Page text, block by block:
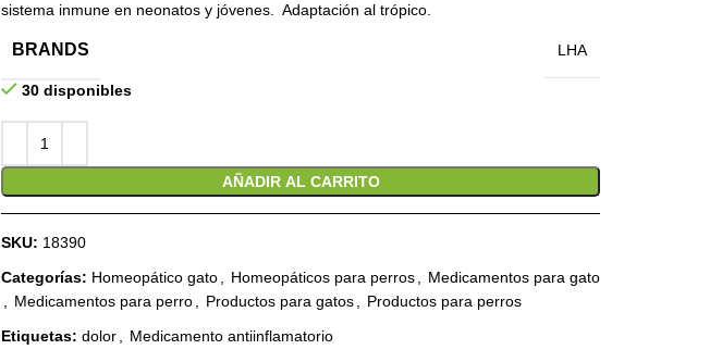
sistema inmune en neonatos y jóvenes. Adaptación al trópico.
BRANDS LHA
30 disponibles
AÑADIR AL CARRITO
SKU: 18390
Categorías: Homeopático gato Homeopáticos para perros
Medicamentos para gato
Medicamentos para perro Productos para gatos
Productos para perros
Etiquetas: dolor Medicamento antiinflamatorio